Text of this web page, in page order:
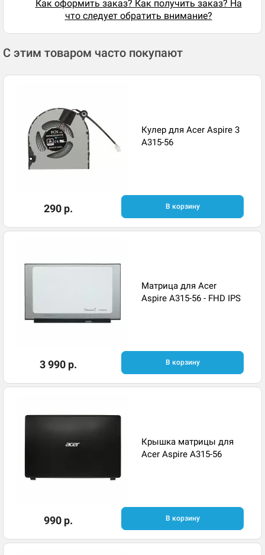
Как оформить заказ? Как получить заказ? На
что следует обратить внимание?
С этим товаром часто покупают
Кулер для Acer Aspire 3
A315-56
290 р. В корзину
Матрица для Acer
Aspire A315-56 - FHD IPS
3 990 р. В корзину
Крышка матрицы для
Acer Aspire A315-56
990 р. В корзину